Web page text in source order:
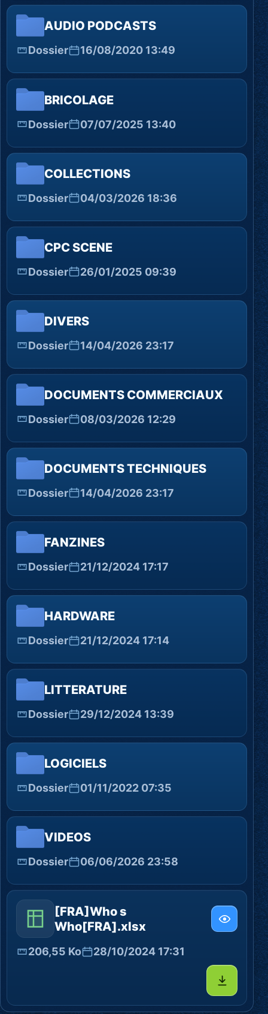
AUDIO PODCASTS
Dossier 16/08/2020 13:49
BRICOLAGE
Dossier 07/07/2025 13:40
COLLECTIONS
Dossier 04/03/2026 18:36
CPC SCENE
Dossier 26/01/2025 09:39
DIVERS
Dossier 14/04/2026 23:17
DOCUMENTS COMMERCIAUX
Dossier 08/03/2026 12:29
DOCUMENTS TECHNIQUES
Dossier 14/04/2026 23:17
FANZINES
Dossier 21/12/2024 17:17
HARDWARE
Dossier 21/12/2024 17:14
LITTERATURE
Dossier 29/12/2024 13:39
LOGICIELS
Dossier 01/11/2022 07:35
VIDEOS
Dossier 06/06/2026 23:58
[FRA]Who s
Who[FRA].xlsx
206,55 Ko 28/10/2024 17:31